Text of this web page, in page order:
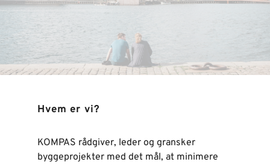
Hvem er vi?
KOMPAS rådgiver, leder og gransker
byggeprojekter med det mål, at minimere